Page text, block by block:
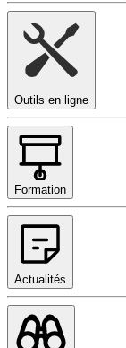
Outils en ligne
Formation
Actualités